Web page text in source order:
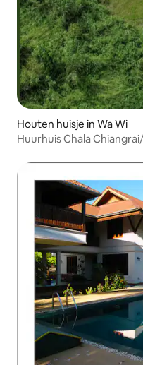
Houten huisje in Wa Wi
Huurhuis Chala